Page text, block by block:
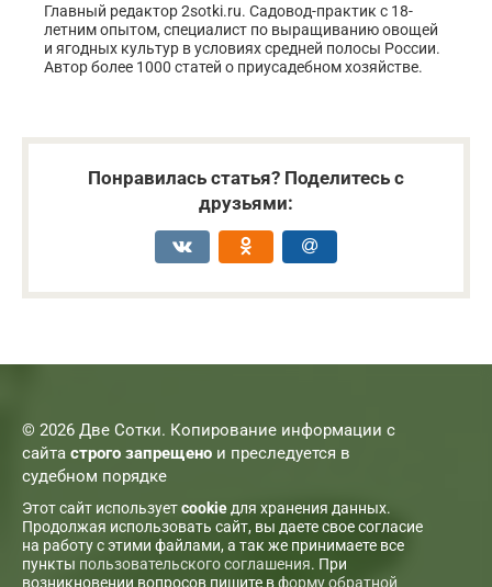
Главный редактор 2sotki.ru. Садовод-практик с 18-
летним опытом, специалист по выращиванию овощей
и ягодных культур в условиях средней полосы России.
Автор более 1000 статей о приусадебном хозяйстве.
Понравилась статья? Поделитесь с
друзьями:
© 2026 Две Сотки. Копирование информации с
сайта строго запрещено и преследуется в
судебном порядке
Этот сайт используетcookie для хранения данных.
Продолжая использовать сайт, вы даете свое согласие
на работу с этими файлами, а так же принимаете все
пункты пользовательского соглашения. При
возникновении вопросов пишите вформу обратной